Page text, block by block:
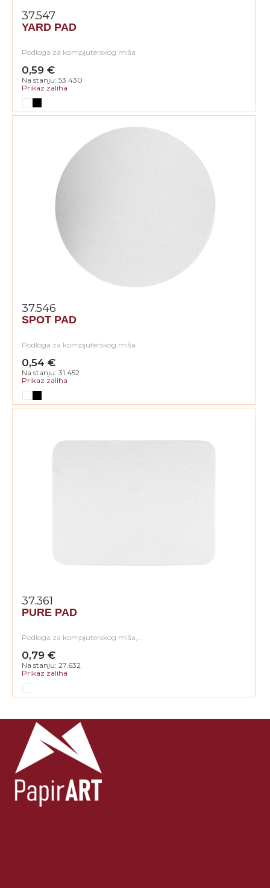
37.547
YARD PAD
Podloga za kompjuterskog miša
0,59 €
Na stanju: 53.430
Prikaz zaliha
37.546
SPOT PAD
Podloga za kompjuterskog miša
0,54 €
Na stanju: 31.452
Prikaz zaliha
37.361
PURE PAD
Podloga za kompjuterskog miša,…
0,79 €
Na stanju: 27.632
Prikaz zaliha